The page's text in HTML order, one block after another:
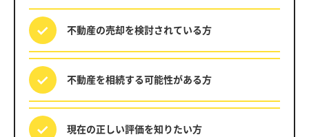
不動産の売却を検討されている方
不動産を相続する可能性がある方
現在の正しい評価を知りたい方